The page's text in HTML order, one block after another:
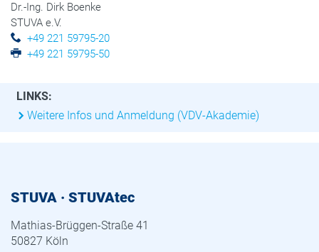
Dr.-Ing. Dirk Boenke
STUVA e.V.
+49 221 59795-20
+49 221 59795-50
LINKS:
Weitere Infos und Anmeldung (VDV-Akademie)
STUVA · STUVAtec
Mathias-Brüggen-Straße 41
50827 Köln